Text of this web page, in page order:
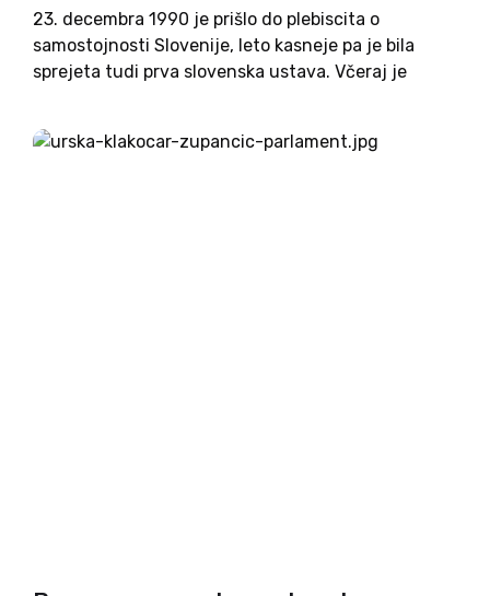
23. decembra 1990 je prišlo do plebiscita o
samostojnosti Slovenije, leto kasneje pa je bila
sprejeta tudi prva slovenska ustava. Včeraj je
enotnosti, na kateri je bil častni govornik
predsednik vlade Robert Golob, ki...